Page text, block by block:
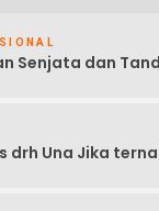
Senjata dan
drh Una Jika